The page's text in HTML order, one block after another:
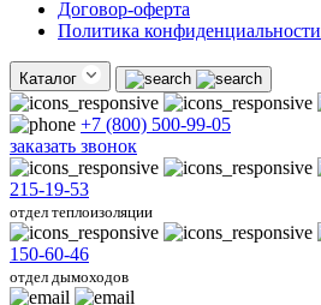
Договор-оферта
Политика конфиденциальности
Каталог
+7 (800) 500-99-05
заказать звонок
215-19-53
отдел теплоизоляции
150-60-46
отдел дымоходов